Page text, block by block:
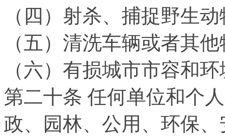
（四）射杀、捕捉野生
（五）清洗车辆或者其
（六）有损城市市容和
第二十条 任何单位和个
政、园林、公用、环保